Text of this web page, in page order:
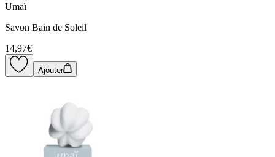
Umaï
Savon Bain de Soleil
14,97€
Ajouter